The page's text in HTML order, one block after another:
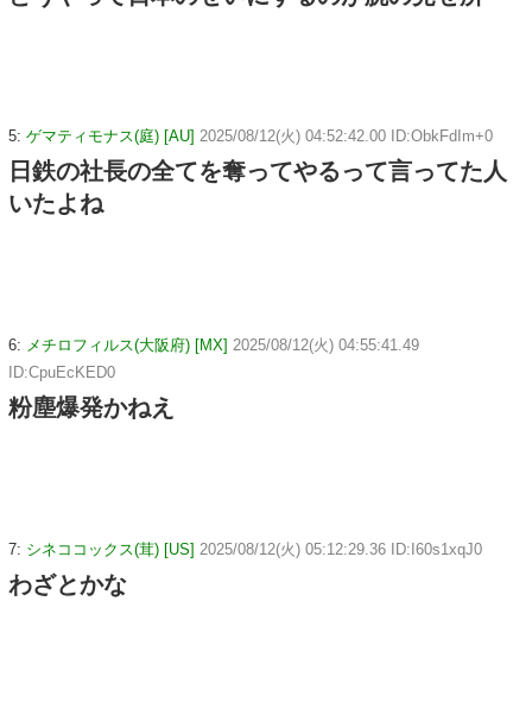
5: ゲマティモナス(庭) [AU] 2025/08/12(火) 04:52:42.00 ID:ObkFdIm+0
日鉄の社長の全てを奪ってやるって言ってた人
いたよね
6: メチロフィルス(大阪府) [MX] 2025/08/12(火) 04:55:41.49
ID:CpuEcKED0
粉塵爆発かねえ
7: シネココックス(茸) [US] 2025/08/12(火) 05:12:29.36 ID:I60s1xqJ0
わざとかな